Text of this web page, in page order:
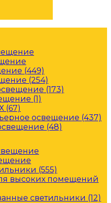
(449)
(254)
(173)
(1)
(67)
освещение (437)
(48)
(555)
высоких помещений
светильники (12)